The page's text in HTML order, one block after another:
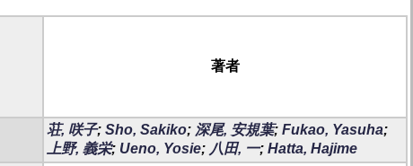
著者
荘, 咲子; Sho, Sakiko; 深尾, 安規葉; Fukao, Yasuha;
上野, 義栄; Ueno, Yosie; 八田, 一; Hatta, Hajime